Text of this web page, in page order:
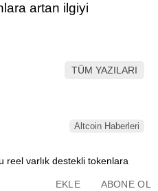
artan ilgiyi
TÜM YAZILARI
Altcoin Haberleri
EKLE ABONE OL